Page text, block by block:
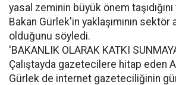
yasal zeminin büyük önem
Bakan Gürlek'in yaklaşımının sektör
olduğunu söyledi.
'BAKANLIK OLARAK KATKI
Çalıştayda gazetecilere hitap eden
Gürlek de internet gazeteciliğinin